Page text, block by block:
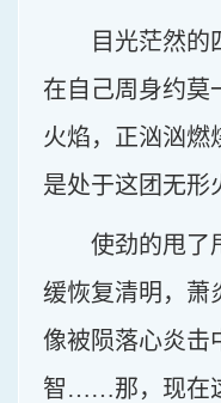
目光茫然的
在自己周身约莫
火焰，正汹汹
是处于这团无形
使劲的甩了
缓恢复清明，萧
像被陨落心炎击
智……那，现在